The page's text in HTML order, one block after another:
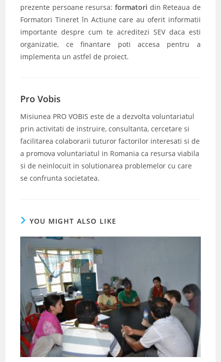
prezente persoane resursa: formatori din Reteaua de
Formatori Tineret în Actiune care au oferit informatii
importante despre cum te acreditezi SEV daca esti
organizatie, ce finantare poti accesa pentru a
implementa un astfel de proiect.
Pro Vobis
Misiunea PRO VOBIS este de a dezvolta voluntariatul
prin activitati de instruire, consultanta, cercetare si
facilitarea colaborarii tuturor factorilor interesati si de
a promova voluntariatul in Romania ca resursa viabila
si de neinlocuit in solutionarea problemelor cu care
se confrunta societatea.
YOU MIGHT ALSO LIKE